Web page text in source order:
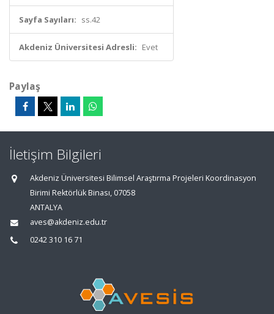
Sayfa Sayıları: ss.42
Akdeniz Üniversitesi Adresli: Evet
Paylaş
İletişim Bilgileri
Akdeniz Üniversitesi Bilimsel Araştırma Projeleri Koordinasyon
Birimi Rektörlük Binası, 07058
ANTALYA
aves@akdeniz.edu.tr
0242 310 16 71